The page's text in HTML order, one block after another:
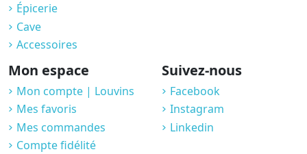
Épicerie
Cave
Accessoires
Mon espace
Mon compte | Louvins
Mes favoris
Mes commandes
Compte fidélité
Suivez-nous
Facebook
Instagram
Linkedin